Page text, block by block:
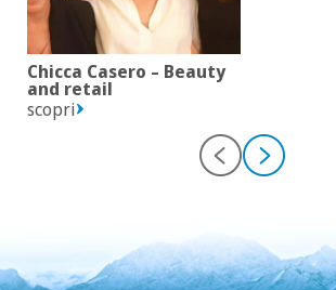
Chicca Casero – Beauty
and retail
scopri